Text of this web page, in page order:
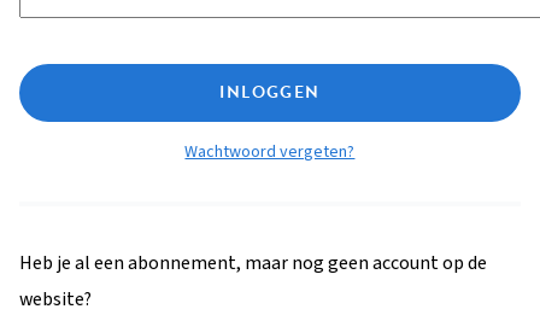
INLOGGEN
Wachtwoord vergeten?
Heb je al een abonnement, maar nog geen account op de
website?